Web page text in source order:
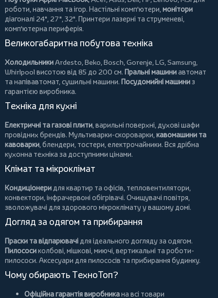
роботи, навчання та ігор. Настільні комп'ютери,монітори
діагоналі 24", 27", 32". Принтери лазерні та струменеві,
комп'ютерна периферія.
Великогабаритна побутова техніка
ХолодильникиArdesto,Beko,Bosch,Gorenje,LG,Samsung,
Whirlpool висотою від 85 до 200 см. Пральні машиниавтомат
та напівавтомат,сушильні машини. Посудомийні машиниз
гарантією виробника.
Техніка для кухні
Електричні та газові плити, варильні поверхні, духові шафи
провідних брендів. Мультиварки-скороварки,кавомашини та
кавоварки,блендери, тостери,електрочайники. Вся дрібна
кухонна техніка за доступними цінами.
Клімат та мікроклімат
Кондиціонеридля квартир та офісів, тепловентилятори,
конвектори,інфрачервоні обігрівачі. Очищувачі повітря,
зволожувачі для здорового мікроклімату у вашому домі.
Догляд за одягом та прибирання
Праски та відпарювачідля ідеального догляду за одягом.
Пилососиколбові,мішкові,миючі,вертикальні тароботи-
пилососи. Аксесуари для пилососів та прибирання будинку.
Чому обирають ТехноТоп?
Офіційна гарантія виробникана всі товари